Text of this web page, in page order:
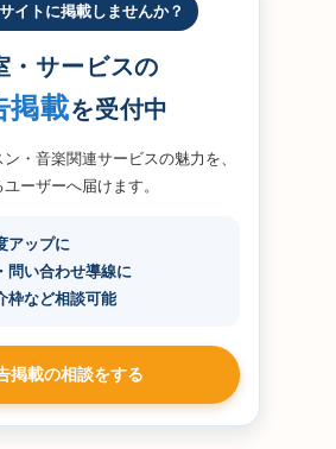
イトに掲載しませんか？
・サービスの
掲載を受付中
・音楽関連サービスの魅力を、
ーザーへ届けます。
アップに
問い合わせ導線に
枠など相談可能
掲載の相談をする